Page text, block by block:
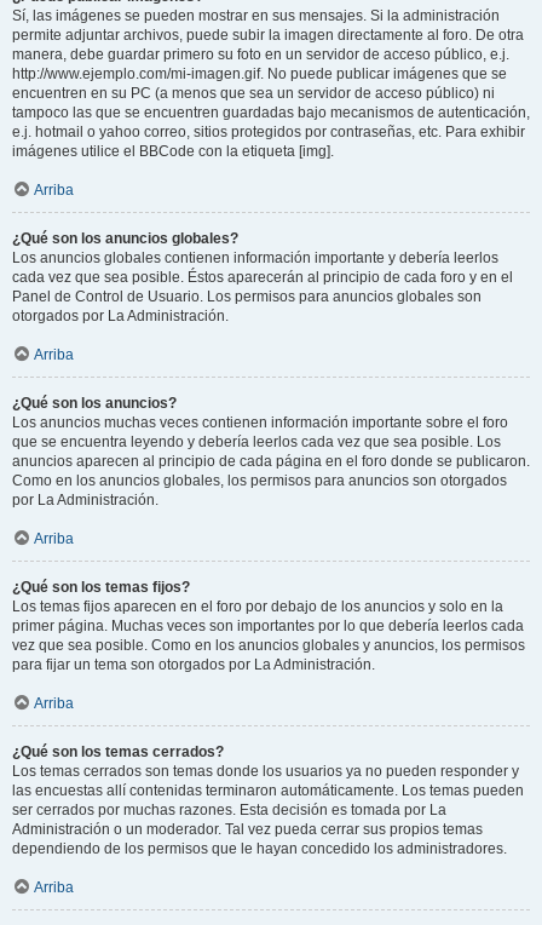
Sí, las imágenes se pueden mostrar en sus mensajes. Si la administración
permite adjuntar archivos, puede subir la imagen directamente al foro. De otra
manera, debe guardar primero su foto en un servidor de acceso público, e.j.
http://www.ejemplo.com/mi-imagen.gif. No puede publicar imágenes que se
encuentren en su PC (a menos que sea un servidor de acceso público) ni
tampoco las que se encuentren guardadas bajo mecanismos de autenticación,
e.j. hotmail o yahoo correo, sitios protegidos por contraseñas, etc. Para exhibir
imágenes utilice el BBCode con la etiqueta [img].
Arriba
¿Qué son los anuncios globales?
Los anuncios globales contienen información importante y debería leerlos
cada vez que sea posible. Éstos aparecerán al principio de cada foro y en el
Panel de Control de Usuario. Los permisos para anuncios globales son
otorgados por La Administración.
Arriba
¿Qué son los anuncios?
Los anuncios muchas veces contienen información importante sobre el foro
que se encuentra leyendo y debería leerlos cada vez que sea posible. Los
anuncios aparecen al principio de cada página en el foro donde se publicaron.
Como en los anuncios globales, los permisos para anuncios son otorgados
por La Administración.
Arriba
¿Qué son los temas fijos?
Los temas fijos aparecen en el foro por debajo de los anuncios y solo en la
primer página. Muchas veces son importantes por lo que debería leerlos cada
vez que sea posible. Como en los anuncios globales y anuncios, los permisos
para fijar un tema son otorgados por La Administración.
Arriba
¿Qué son los temas cerrados?
Los temas cerrados son temas donde los usuarios ya no pueden responder y
las encuestas allí contenidas terminaron automáticamente. Los temas pueden
ser cerrados por muchas razones. Esta decisión es tomada por La
Administración o un moderador. Tal vez pueda cerrar sus propios temas
dependiendo de los permisos que le hayan concedido los administradores.
Arriba